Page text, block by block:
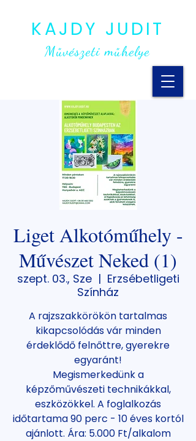
KAJDY JUDIT
Művészeti műhelye
Liget Alkotóműhely -
Művészet Neked (1)
szept. 03., Sze
  |
Erzsébetligeti
Színház
A rajzszakkörökön tartalmas
kikapcsolódás vár minden
érdeklődő felnőttre, gyerekre
egyaránt!
Megismerkedünk a
képzőművészeti technikákkal,
eszközökkel. A foglalkozás
időtartama 90 perc - 10 éves kortól
ajánlott. Ára: 5.000 Ft/alkalom